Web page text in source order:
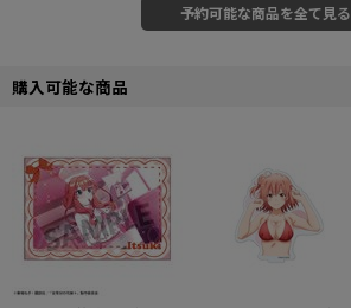
予約可能な商品を全て見る
購入可能な商品